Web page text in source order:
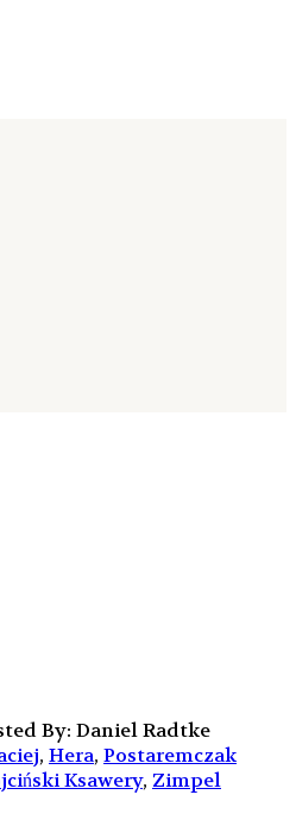
By: Daniel Radtke
, Hera, Postaremczak
Ksawery, Zimpel